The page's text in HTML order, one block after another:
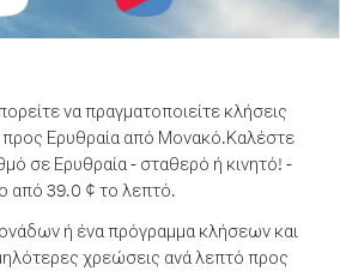
να πραγματοποιείτε κλήσεις
προς Ερυθραία από Μονακό.Καλέστε
σε Ερυθραία - σταθερό ή κινητό! -
από 39.0 ¢ το λεπτό.
ή ένα πρόγραμμα κλήσεων και
χρεώσεις ανά λεπτό προς